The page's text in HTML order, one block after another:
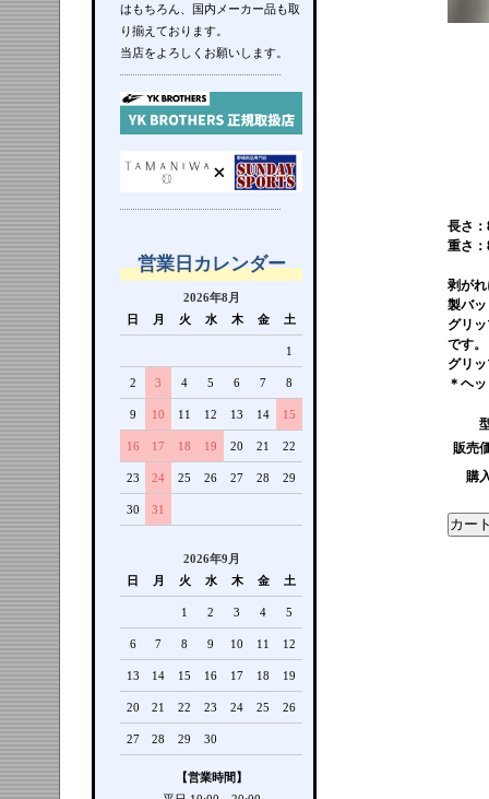
はもちろん、国内メーカー品も取
り揃えております。
当店をよろしくお願いします。
営業日カレンダー
2026年8月
日
月 火 水 木 金 土
1
2 3 4 5 6 7 8
9 10 11 12 13 14 15
16 17 18 19 20 21 22
23 24 25 26 27 28 29
30 31
2026年9月
日
月 火 水 木 金 土
1 2 3 4 5
6 7 8 9 10 11 12
13 14 15 16 17 18 19
20 21 22 23 24 25 26
27 28 29 30
【営業時間】
長さ：
重さ：
剥が
製バ
グリ
です。
グリ
＊ヘ
販売
購